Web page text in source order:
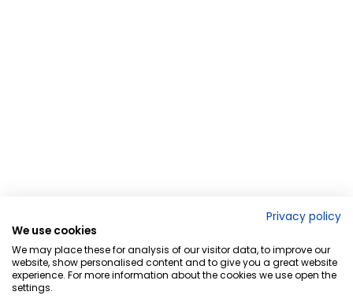
Privacy policy
We use cookies
We may place these for analysis of our visitor data, to improve our
website, show personalised content and to give you a great website
experience. For more information about the cookies we use open the
settings.